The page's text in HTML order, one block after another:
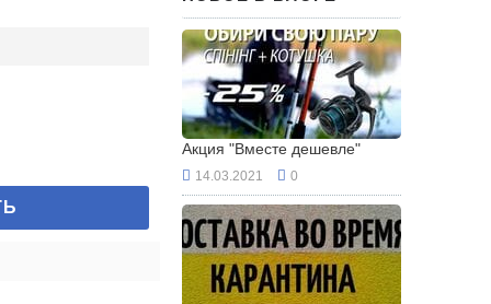
Акция "Вместе дешевле"
14.03.2021 0